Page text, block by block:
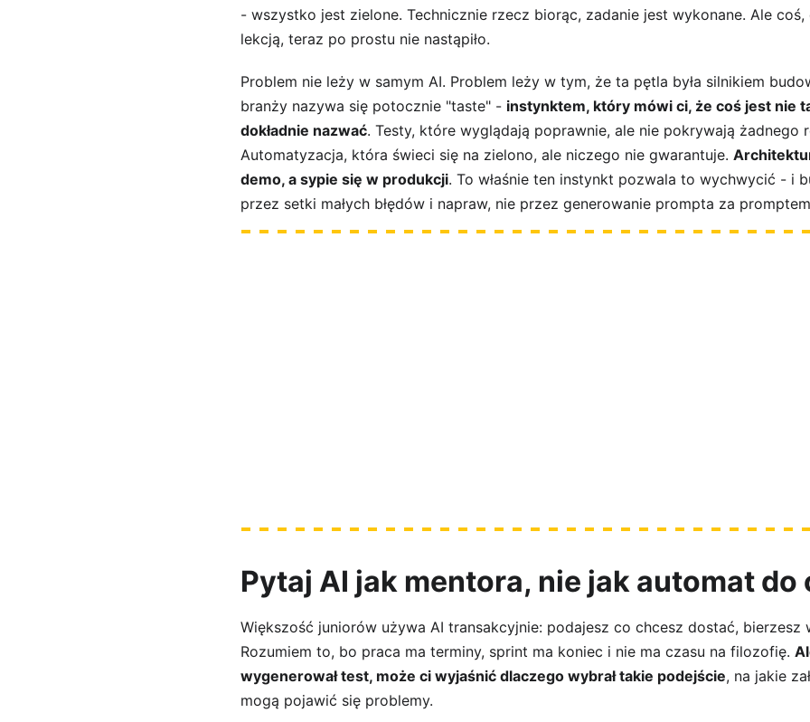
- wszystko jest zielone. Technicznie rzecz biorąc, zadanie jest wykonane. Ale coś,
lekcją, teraz po prostu nie nastąpiło.
Problem nie leży w samym AI. Problem leży w tym, że ta pętla była silnikiem
branży nazywa się potocznie "taste" - instynktem, który mówi ci, że coś jest nie
dokładnie nazwać. Testy, które wyglądają poprawnie, ale nie pokrywają żadnego
Automatyzacja, która świeci się na zielono, ale niczego nie gwarantuje.
demo, a sypie się w produkcji. To właśnie ten instynkt pozwala to wychwycić - i
przez setki małych błędów i napraw, nie przez generowanie prompta za
Pytaj AI jak mentora, nie jak automat do
Większość juniorów używa AI transakcyjnie: podajesz co chcesz dostać, bierzesz
Rozumiem to, bo praca ma terminy, sprint ma koniec i nie ma czasu na filozofię.
wygenerował test, może ci wyjaśnić dlaczego wybrał takie podejście, na jakie
mogą pojawić się problemy.